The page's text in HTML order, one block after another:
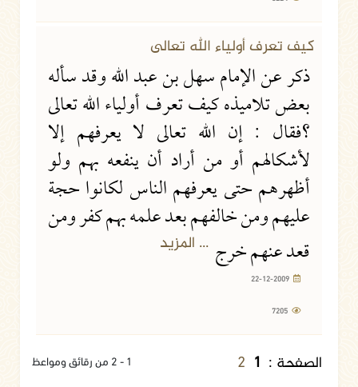
كيف تعرف أولياء الله تعالى
ذكر عن الإمام سهل بن عبد الله وقد سأله
بعض تلاميذه كيف تعرف أولياء الله تعالى
؟فقال : إن الله تعالى لا يعرفهم إلا
لأشكالهم أو من أراد أن ينفعه بهم ولو
أظهرهم حتى يعرفهم الناس لكانوا حجة
عليهم ومن خالفهم بعد علمه بهم كفر ومن
قعد عنهم خرج ... المزيد
الصفحة : 1
2 1 - 2 من رقائق ومواعظ